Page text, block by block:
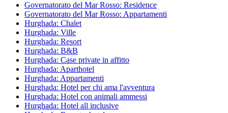
Governatorato del Mar Rosso: Residence
Governatorato del Mar Rosso: Appartamenti
Hurghada: Chalet
Hurghada: Ville
Hurghada: Resort
Hurghada: B&B
Hurghada: Case private in affitto
Hurghada: Aparthotel
Hurghada: Appartamenti
Hurghada: Hotel per chi ama l'avventura
Hurghada: Hotel con animali ammessi
Hurghada: Hotel all inclusive